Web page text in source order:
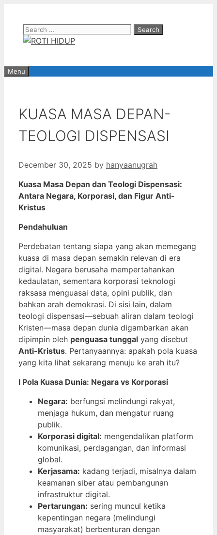
contentSearch
for:
Menu
KUASA MASA DEPAN-
TEOLOGI DISPENSASI
December 30, 2025 by hanyaanugrah
Kuasa Masa Depan dan Teologi Dispensasi:
Antara Negara, Korporasi, dan Figur Anti-
Kristus
Pendahuluan
Perdebatan tentang siapa yang akan memegang
kuasa di masa depan semakin relevan di era
digital. Negara berusaha mempertahankan
kedaulatan, sementara korporasi teknologi
raksasa menguasai data, opini publik, dan
bahkan arah demokrasi. Di sisi lain, dalam
teologi dispensasi—sebuah aliran dalam teologi
Kristen—masa depan dunia digambarkan akan
dipimpin oleh penguasa tunggal yang disebut
Anti-Kristus. Pertanyaannya: apakah pola kuasa
yang kita lihat sekarang menuju ke arah itu?
I Pola Kuasa Dunia: Negara vs Korporasi
Negara: berfungsi melindungi rakyat,
menjaga hukum, dan mengatur ruang
publik.
Korporasi digital: mengendalikan platform
komunikasi, perdagangan, dan informasi
global.
Kerjasama: kadang terjadi, misalnya dalam
keamanan siber atau pembangunan
infrastruktur digital.
Pertarungan: sering muncul ketika
kepentingan negara (melindungi
masyarakat) berbenturan dengan